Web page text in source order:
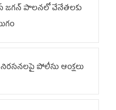
పాలనలో చేనేతలకు
పోలీసు ఆంక్షలు